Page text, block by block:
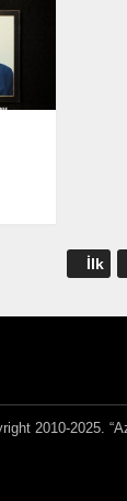
İlk
2010-2025.